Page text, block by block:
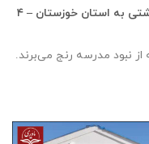
تقدیم ۷ مدرسه یک کلاسه با سرويس بهداشتی به استان خوزستان – ۴
نبود مدرسه رنج می‌برند.